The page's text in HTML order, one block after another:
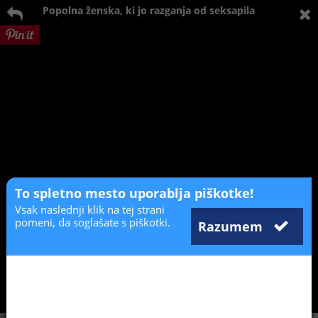
Popolna ženska, ki jo razganja od seksapila
To spletno mesto uporablja piškotke!
Razumem
Vsak naslednji klik na tej strani
pomeni, da soglašate s piškotki.